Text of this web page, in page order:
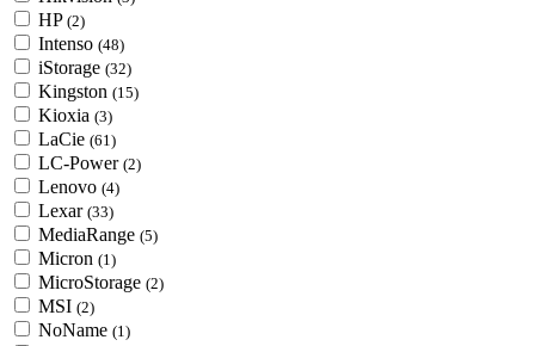
HP (2)
Intenso (48)
iStorage (32)
Kingston (15)
Kioxia (3)
LaCie (61)
LC-Power (2)
Lenovo (4)
Lexar (33)
MediaRange (5)
Micron (1)
MicroStorage (2)
MSI (2)
NoName (1)